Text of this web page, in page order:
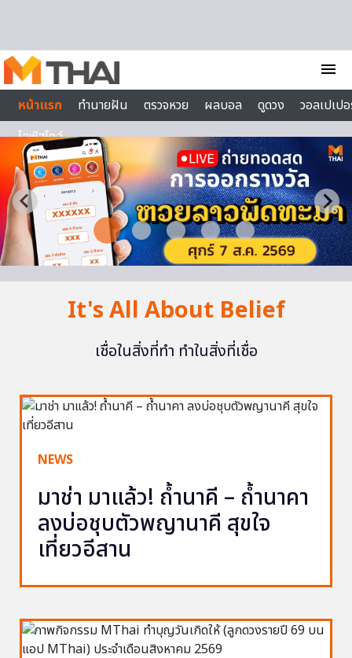
menu
หน้าแรก
ทำนายฝัน ตรวจหวย ผลบอล ดูดวง
วอลเปเป
ไลฟ์สไตล์
It's All About Belief
เชื่อในสิ่งที่ทำ ทำในสิ่งที่เชื่อ
NEWS
มาช่า มาแล้ว! ถ้ำนาคี – ถ้ำนาคา
ลงบ่อชุบตัวพญานาคี สุขใจ
เที่ยวอีสาน